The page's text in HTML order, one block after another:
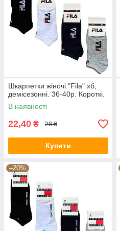
Шкарпетки жіночі "Fila" хб,
демісезонні. 36-40р. Короткі.
В наявності
22,40 ₴ 28 ₴
Купити
–20%